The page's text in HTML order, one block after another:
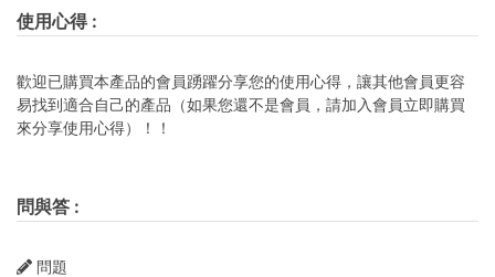
使用心得:
歡迎已購買本產品的會員踴躍分享您的使用心得，讓其他會員更容
易找到適合自己的產品（如果您還不是會員，請加入會員立即購買
來分享使用心得）！！
問與答 :
問題